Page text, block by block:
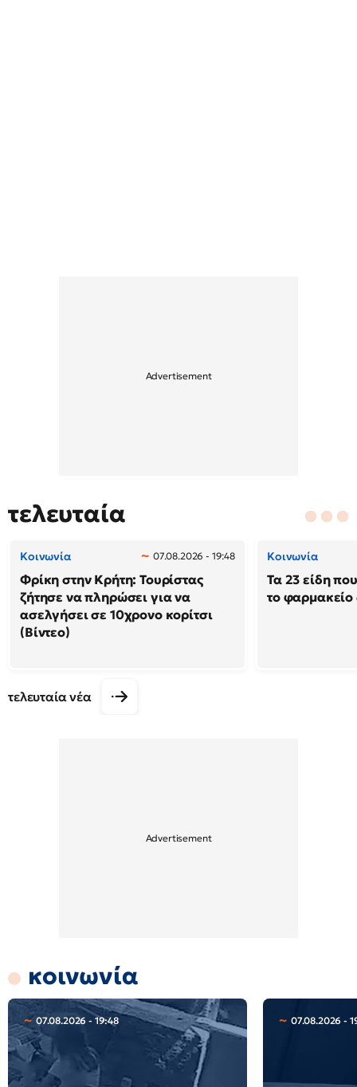
τελευταία
Κοινωνία 07.08.2026 - 19:48
Φρίκη στην Κρήτη: Τουρίστας
ζήτησε να πληρώσει για να
ασελγήσει σε 10χρονο κορίτσι
(Βίντεο)
Κοινωνία
Τα 23 είδη
το
τελευταία νέα
κοινωνία
07.08.2026 - 19:48 07.08.2026 -